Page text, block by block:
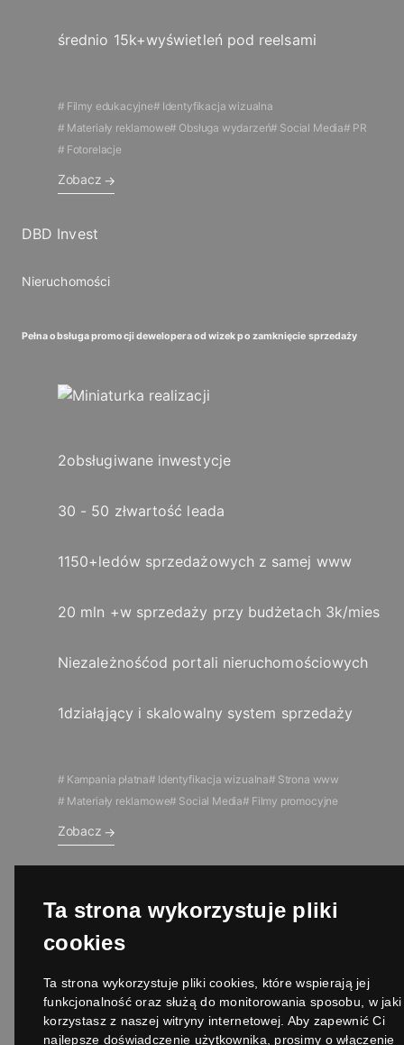
średnio 15k+wyświetleń pod reelsami
Filmy edukacyjne
Identyfikacja wizualna
Materiały reklamowe
Obsługa wydarzeń Social Media
PR
Fotorelacje
Zobacz
DBD Invest
Nieruchomości
Pełna obsługa promocji dewelopera od wizek po zamknięcie sprzedaży
2obsługiwane inwestycje
30 - 50 złwartość leada
1150+ledów sprzedażowych z samej www
20 mln +w sprzedaży przy budżetach 3k/mies
Niezależnośćod portali nieruchomościowych
1działąjący i skalowalny system sprzedaży
Kampania płatna Identyfikacja wizualna
Strona www
Materiały reklamowe
Social Media Filmy promocyjne
Zobacz
Klub, którego marketing jest częścią naszego DNA – BT Gym
Ta strona wykorzystuje pliki
cookies
Ta strona wykorzystuje pliki cookies, które wspierają jej
funkcjonalność oraz służą do monitorowania sposobu, w jaki
korzystasz z naszej witryny internetowej. Aby zapewnić Ci
najlepsze doświadczenie użytkownika, prosimy o włączenie